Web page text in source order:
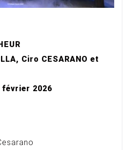
Ciro CESARANO et
2026